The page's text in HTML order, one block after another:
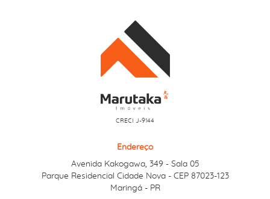
CRECI J-9144
Endereço
Avenida Kakogawa, 349 - Sala 05
Parque Residencial Cidade Nova - CEP 87023-123
Maringá - PR